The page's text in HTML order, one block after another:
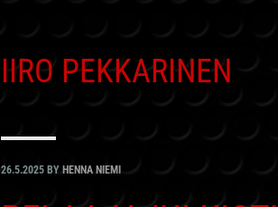
IIRO PEKKARINEN
26.5.2025 BY HENNA NIEMI